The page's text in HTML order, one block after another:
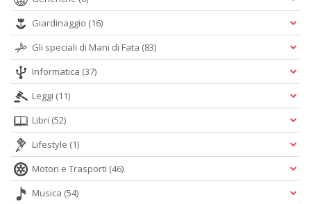
Giardinaggio (16)
Gli speciali di Mani di Fata (83)
Informatica (37)
Leggi (11)
Libri (52)
Lifestyle (1)
Motori e Trasporti (46)
Musica (54)